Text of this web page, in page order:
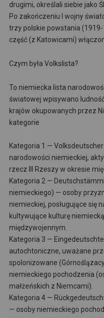
drugimi, określali siebie jako
Po zakończeniu I wojny
trzy polskie powstania
część (z Katowicami)
Czym była Volkslista?
To niemiecka lista
światowej wpisywano
krajów okupowanych przez
kategorie
Kategoria 1 —
narodowości niemieckiej,
rzecz III Rzeszy w okresie
Kategoria 2 —
niemieckiego) — osoby
niemieckiej, posługujące się
kultywujące kulturę
międzywojennym.
Kategoria 3 —
autochtoniczne, uważane
spolonizowane
niemieckiego pochodzenia
małżeńskich z Niemcami).
Kategoria 4 —
— osoby niemieckiego